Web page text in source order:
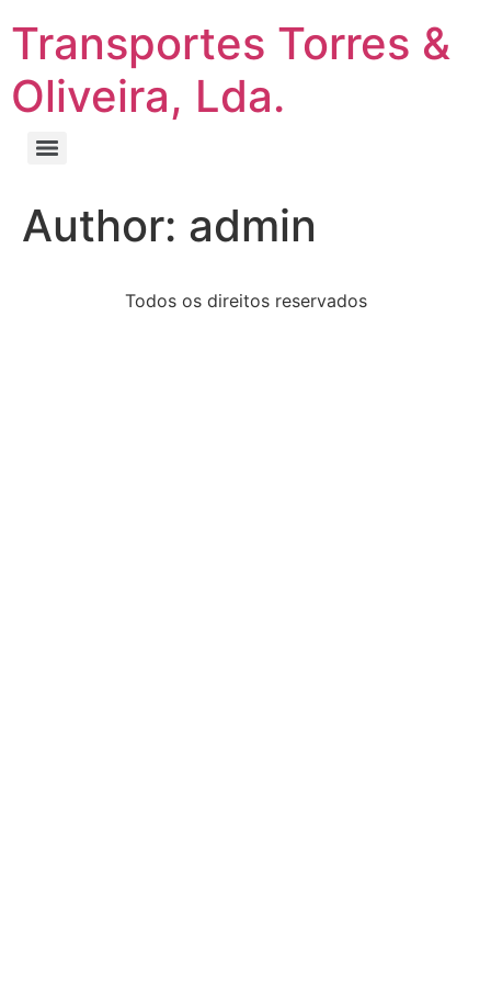
Transportes Torres &
Oliveira, Lda.
Author: admin
Todos os direitos reservados